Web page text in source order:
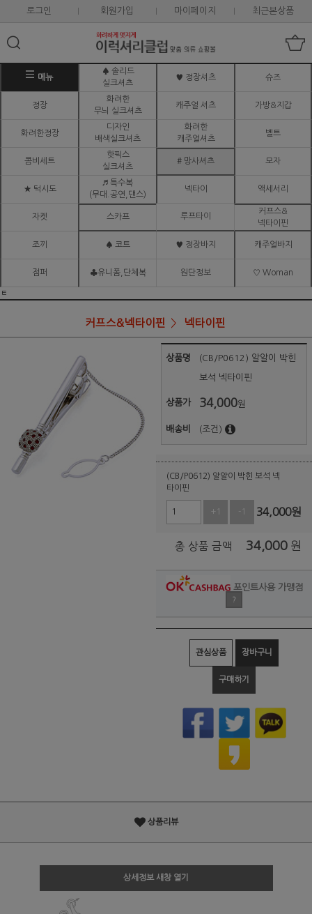
로그인 회원가입 마이페이지 최근본상품
메뉴
♠ 솔리드
실크셔츠
♥ 정장셔츠 슈즈
정장
화려한
무늬 실크셔츠
캐주얼 셔츠 가방&지갑
화려한정장
디자인
배색실크셔츠
화려한
캐주얼셔츠
벨트
콤비세트
핫픽스
실크셔츠
# 망사셔츠 모자
★ 턱시도
♬ 특수복
(무대.공연,댄스)
넥타이 액세서리
자켓 스카프 루프타이
커프스&
넥타이핀
조끼 ♠ 코트 ♥ 정장바지 캐주얼바지
점퍼 ♣유니폼,단체복 원단정보 ♡ Woman
ㅌ
커프스&넥타이핀 넥타이핀
상품명 (CB/P0612) 알알이 박힌
보석 넥타이핀
상품가 34,000원
배송비 (조건)
(CB/P0612) 알알이 박힌 보석 넥
타이핀
+1 -1 34,000원
총 상품 금액 34,000 원
포인트사용 가맹점
?
관심상품 장바구니
구매하기
상품리뷰
상세정보 새창 열기